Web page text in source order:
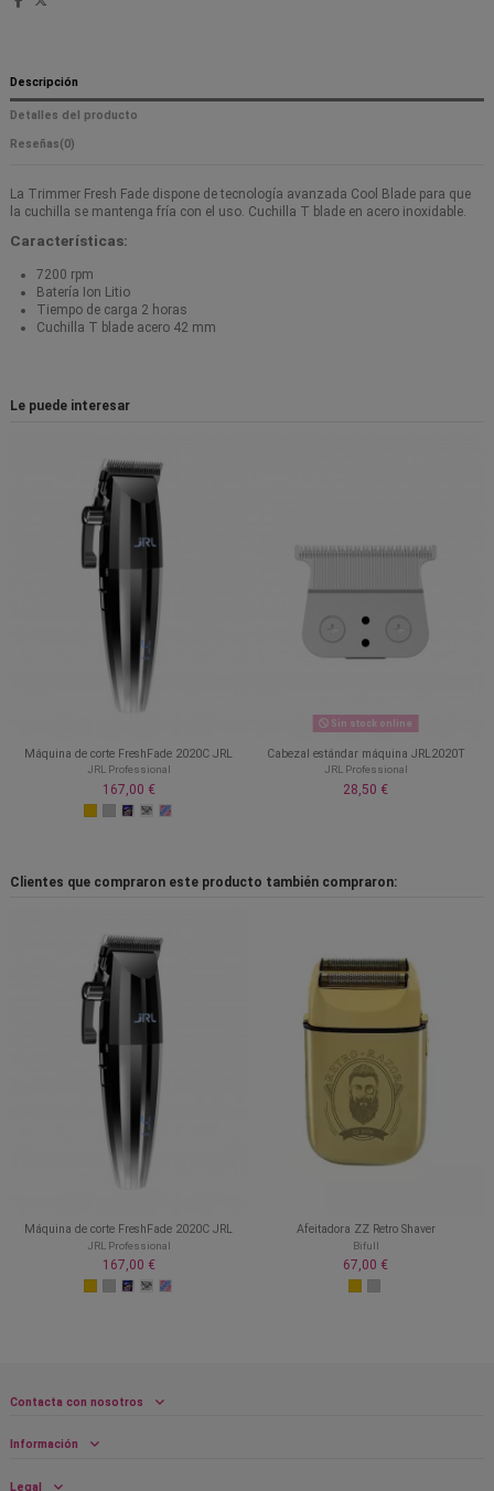
Descripción
Detalles del producto
Reseñas(0)
La Trimmer Fresh Fade dispone de tecnología avanzada Cool Blade para que
la cuchilla se mantenga fría con el uso. Cuchilla T blade en acero inoxidable.
Características:
7200 rpm
Batería Ion Litio
Tiempo de carga 2 horas
Cuchilla T blade acero 42 mm
Le puede interesar
Máquina de corte FreshFade 2020C JRL
JRL Professional
167,00 €
Sin stock online
Cabezal estándar máquina JRL2020T
JRL Professional
28,50 €
Clientes que compraron este producto también compraron:
Máquina de corte FreshFade 2020C JRL
JRL Professional
167,00 €
Afeitadora ZZ Retro Shaver
Bifull
67,00 €
Contacta con nosotros
Información
Legal